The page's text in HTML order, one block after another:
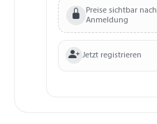
Preise sichtbar nach
Anmeldung
Jetzt registrieren